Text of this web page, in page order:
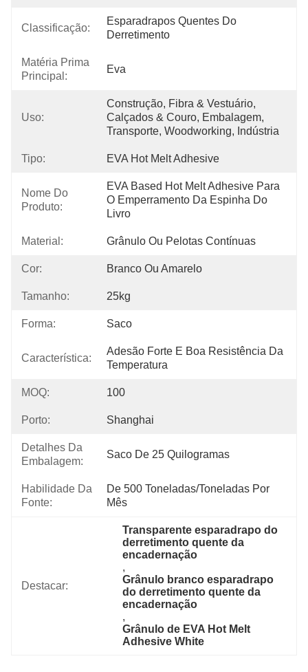
Classificação:
Esparadrapos Quentes Do
Derretimento
Matéria Prima
Principal:
Eva
Uso:
Construção, Fibra & Vestuário,
Calçados & Couro, Embalagem,
Transporte, Woodworking, Indústria
Tipo: EVA Hot Melt Adhesive
Nome Do
Produto:
EVA Based Hot Melt Adhesive Para
O Emperramento Da Espinha Do
Livro
Material: Grânulo Ou Pelotas Contínuas
Cor: Branco Ou Amarelo
Tamanho: 25kg
Forma: Saco
Característica:
Adesão Forte E Boa Resistência Da
Temperatura
MOQ: 100
Porto: Shanghai
Detalhes Da
Embalagem:
Saco De 25 Quilogramas
Habilidade Da
Fonte:
De 500 Toneladas/toneladas Por
Mês
Destacar:
Transparente esparadrapo do
derretimento quente da
encadernação
,
Grânulo branco esparadrapo
do derretimento quente da
encadernação
,
Grânulo de EVA Hot Melt
Adhesive White